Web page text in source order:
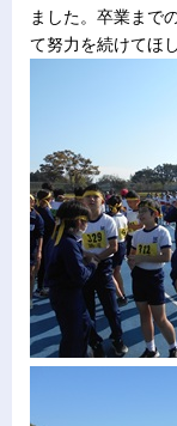
ました。卒業まで
て努力を続けてほ